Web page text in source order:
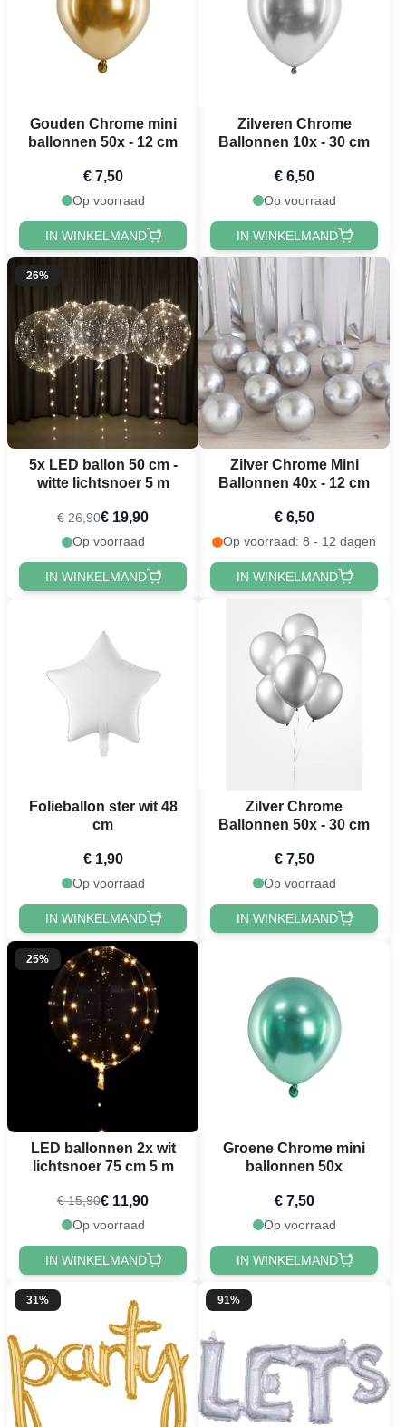
Gouden Chrome mini
ballonnen 50x - 12 cm
€ 7,50
Op voorraad
IN WINKELMAND
Zilveren Chrome
Ballonnen 10x - 30 cm
€ 6,50
Op voorraad
IN WINKELMAND
26%
5x LED ballon 50 cm -
witte lichtsnoer 5 m
€ 26,90€ 19,90
Op voorraad
IN WINKELMAND
Zilver Chrome Mini
Ballonnen 40x - 12 cm
€ 6,50
Op voorraad: 8 - 12 dagen
IN WINKELMAND
Folieballon ster wit 48
cm
€ 1,90
Op voorraad
IN WINKELMAND
Zilver Chrome
Ballonnen 50x - 30 cm
€ 7,50
Op voorraad
IN WINKELMAND
25%
LED ballonnen 2x wit
lichtsnoer 75 cm 5 m
€ 15,90€ 11,90
Op voorraad
IN WINKELMAND
Groene Chrome mini
ballonnen 50x
€ 7,50
Op voorraad
IN WINKELMAND
31% 91%